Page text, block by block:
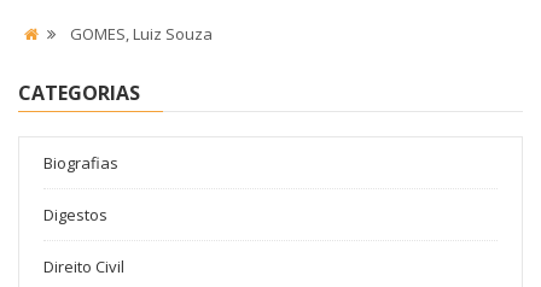
GOMES, Luiz Souza
CATEGORIAS
Biografias
Digestos
Direito Civil